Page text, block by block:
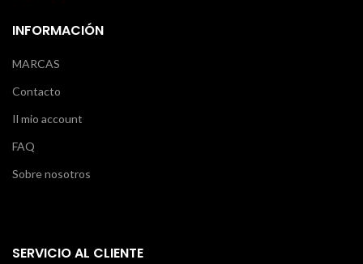
INFORMACIÓN
MARCAS
Contacto
Il mio account
FAQ
Sobre nosotros
SERVICIO AL CLIENTE